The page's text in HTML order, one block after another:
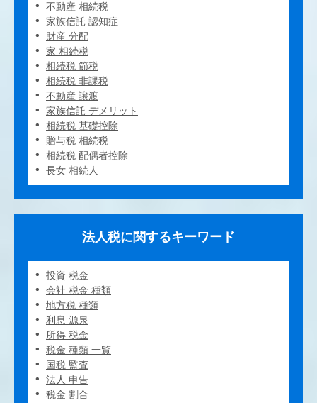
不動産 相続税
家族信託 認知症
財産 分配
家 相続税
相続税 節税
相続税 非課税
不動産 譲渡
家族信託 デメリット
相続税 基礎控除
贈与税 相続税
相続税 配偶者控除
長女 相続人
法人税に関するキーワード
投資 税金
会社 税金 種類
地方税 種類
利息 源泉
所得 税金
税金 種類 一覧
国税 監査
法人 申告
税金 割合